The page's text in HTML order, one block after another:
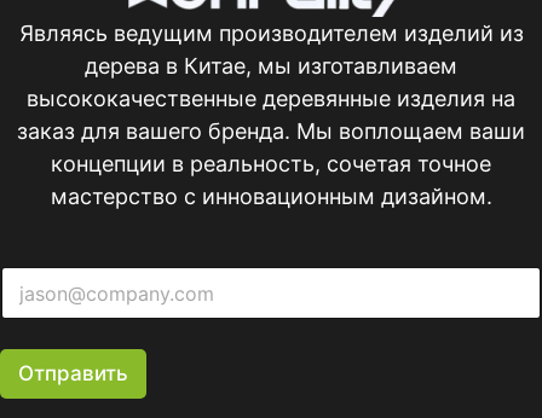
Являясь ведущим производителем изделий из
дерева в Китае, мы изготавливаем
высококачественные деревянные изделия на
заказ для вашего бренда. Мы воплощаем ваши
концепции в реальность, сочетая точное
мастерство с инновационным дизайном.
Отправить